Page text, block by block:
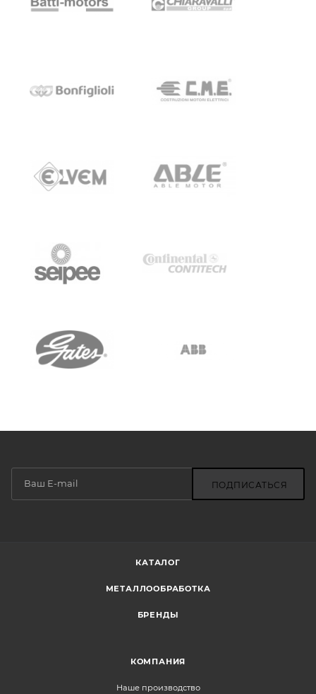
ПОДПИСАТЬСЯ
КАТАЛОГ
МЕТАЛЛООБРАБОТКА
БРЕНДЫ
КОМПАНИЯ
Наше производство